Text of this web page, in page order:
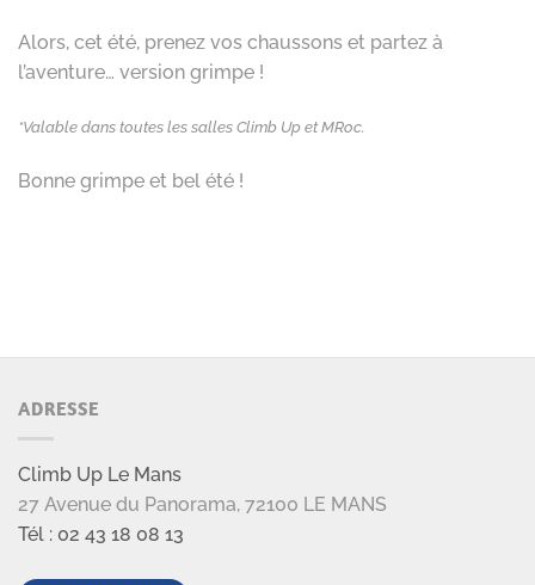
Alors, cet été, prenez vos chaussons et partez à
l’aventure… version grimpe !
*Valable dans toutes les salles Climb Up et MRoc.
Bonne grimpe et bel été !
ADRESSE
Climb Up Le Mans
27 Avenue du Panorama, 72100 LE MANS
Tél : 02 43 18 08 13